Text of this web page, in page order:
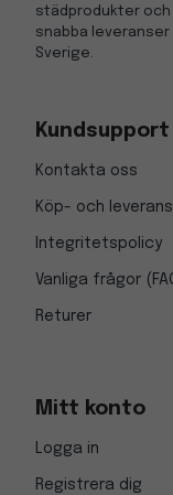
städprodukter och
snabba
Sverige.
Kundsupport
Kontakta oss
Köp- och
Integritetspolicy
Vanliga frågor
Returer
Mitt konto
Logga in
Registrera dig